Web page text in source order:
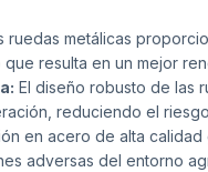
ruedas metálicas
resulta en un mejor
El diseño robusto de las
reduciendo el
en acero de alta
adversas del entorno